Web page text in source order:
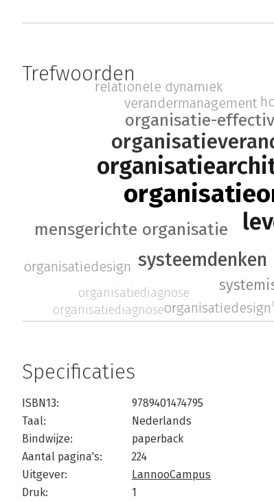
Trefwoorden
systeemdenken
mensgerichte organisatie
organisatie-
verandermanagement
organisatiedesign
organisatiediagnose
relationele dynamiek
organisatiedesign
organisatiediagnose
Specificaties
ISBN13:
9789401474795
Taal:
Nederlands
Bindwijze:
paperback
Aantal pagina's:
224
Uitgever:
LannooCampus
Druk:
1